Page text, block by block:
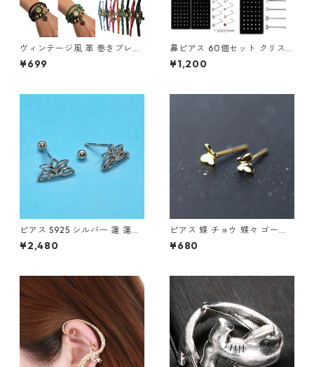
ヴィンテージ風 革 巻きブレス
レット 腕時計 レディース チャ
ーム付き アンティーク調 ハー
¥699
鼻ピアス 60個セット クリス
タル ストレート L字型 スクリ
ュー 3種類 ジュエル 鼻ピ ボデ
¥1,200
ピアス S925 シルバー 蓮 蓮の
花 蓮花 蓮華 ロータス 透かし
レディース Silver アクセサリ
¥2,480
ピアス 蝶 チョウ 蝶々 ゴール
ド 小さい シンプル レディース
アクセサリー
¥680